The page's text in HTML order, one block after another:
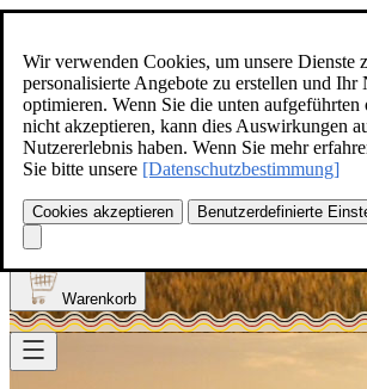
Wir verwenden Cookies, um unsere Dienste
personalisierte Angebote zu erstellen und Ihr
optimieren. Wenn Sie die unten
nicht akzeptieren, kann dies Auswirkungen
Nutzererlebnis haben. Wenn Sie mehr
Sie bitte unsere [Datenschutzbestimmung]
Cookies akzeptieren Benutzerdefinierte
Zum Inhalt springen
+49(0)5129-308
Produkt finden
0
Warenkorb